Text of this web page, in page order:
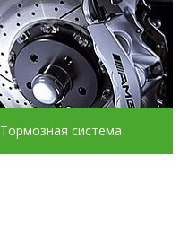
Тормозная система